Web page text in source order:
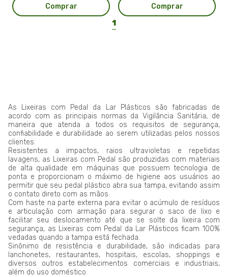
Comprar
Comprar
1
As Lixeiras com Pedal da Lar Plásticos são fabricadas de
acordo com as principais normas da Vigilância Sanitária, de
maneira que atenda a todos os requisitos de segurança,
confiabilidade e durabilidade ao serem utilizadas pelos nossos
clientes.
Resistentes a impactos, raios ultravioletas e repetidas
lavagens, as Lixeiras com Pedal são produzidas com materiais
de alta qualidade em máquinas que possuem tecnologia de
ponta e proporcionam o máximo de higiene aos usuários ao
permitir que seu pedal plástico abra sua tampa, evitando assim
o contato direto com as mãos.
Com haste na parte externa para evitar o acúmulo de resíduos
e articulação com armação para segurar o saco de lixo e
facilitar seu deslocamento até que se solte da lixeira com
segurança, as Lixeiras com Pedal da Lar Plásticos ficam 100%
vedadas quando a tampa está fechada.
Sinônimo de resistência e durabilidade, são indicadas para
lanchonetes, restaurantes, hospitais, escolas, shoppings e
diversos outros estabelecimentos comerciais e industriais,
além do uso doméstico.